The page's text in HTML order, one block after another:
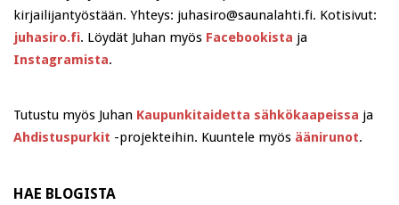
kirjailijantyöstään. Yhteys: juhasiro@saunalahti.fi. Kotisivut:
juhasiro.fi. Löydät Juhan myös Facebookista ja
Instagramista.
Tutustu myös Juhan Kaupunkitaidetta sähkökaapeissa ja
Ahdistuspurkit -projekteihin. Kuuntele myös äänirunot.
HAE BLOGISTA